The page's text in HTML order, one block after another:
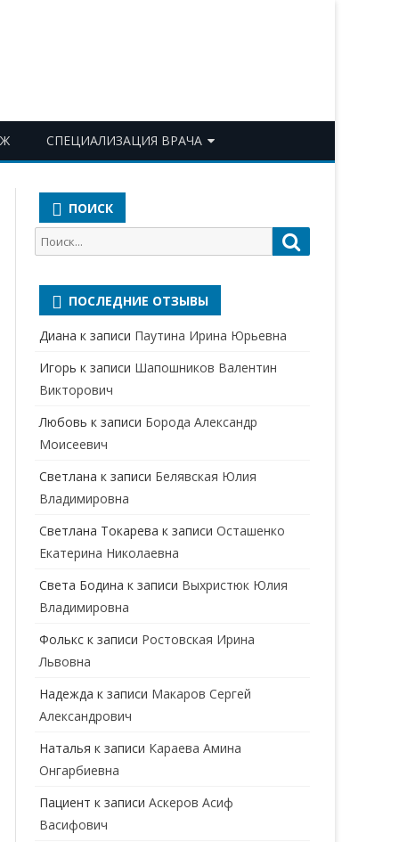
СПЕЦИАЛИЗАЦИЯ ВРАЧА
АЛЛЕРГОЛОГ-ИММУНОЛОГ
АНЕСТЕЗИОЛОГ-
БАКТЕРИОЛОГ
ВЕРТЕБРОЛОГ
ГАСТРОЭНТЕРОЛОГ
ГИНЕКОЛОГ
ГОМЕОПАТ
ДЕРМАТОЛОГ
ДЕТСКИЕ ВРАЧИ ДЕТСКИЙ КАРДИОЛОГ
ДЕТСКИЙ ХИРУРГ
ПЕРИНАТАЛЬНЫЙ ПСИХОЛОГ
КАРДИОЛОГ
КОСМЕТОЛОГ
МАССАЖИСТ
НАРКОЛОГ
ПОИСК
Поиск
для:
ПОСЛЕДНИЕ ОТЗЫВЫ
Диана к записи Паутина Ирина Юрьевна
Игорь к записи Шапошников Валентин
Викторович
Любовь к записи Борода Александр
Моисеевич
Светлана к записи Белявская Юлия
Владимировна
Cветлана Токарева к записиОсташенко
Екатерина Николаевна
Света Бодина к записи Выхристюк Юлия
Владимировна
Фолькс к записи Ростовская Ирина
Львовна
Надежда к записи Макаров Сергей
Александрович
Наталья к записи Караева Амина
Онгарбиевна
Пациент к записиАскеров Асиф
Васифович